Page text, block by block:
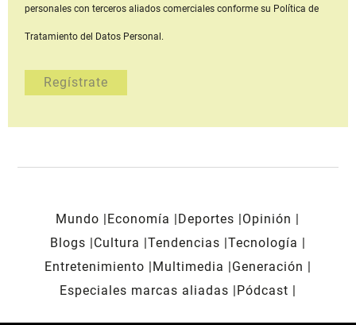
personales con terceros aliados comerciales conforme su Política de
Tratamiento del Datos Personal.
Mundo Economía Deportes
Opinión
Blogs
Cultura Tendencias Tecnología
Entretenimiento
Multimedia
Generación
Especiales marcas aliadas
Pódcast